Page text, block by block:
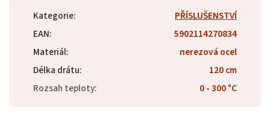
Kategorie:
PŘÍSLUŠENSTVÍ
EAN:
5902114270834
Materiál:
nerezová ocel
Délka drátu:
120 cm
Rozsah teploty: 0 - 300 °C